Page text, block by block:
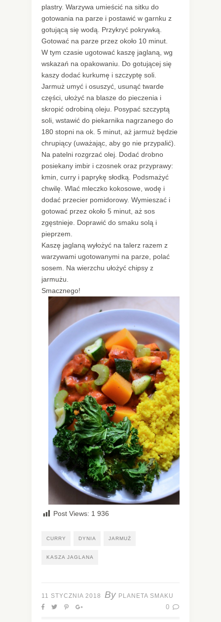
plastry. Warzywa umieścić na sitku do
gotowania na parze i postawić w garnku z
gotującą się wodą. Przykryć pokrywką.
Gotować na parze przez około 10 minut.
W tym czasie ugotować kaszę jaglaną, wg
wskazań na opakowaniu. Do gotującej się
kaszy dodać kurkumę i szczyptę soli.
Jarmuż umyć i osuszyć, usunąć twarde
części, ułożyć na blasze do pieczenia i
skropić odrobiną oleju. Posypać szczyptą
soli, wstawić do piekarnika nagrzanego do
180 stopni na ok. 5 minut, aż jarmuż będzie
chrupiący (uważając, aby go nie przypalić).
Na patelni rozgrzać olej. Dodać drobno
posiekany imbir i czosnek oraz przyprawy:
kmin, curry i paprykę słodką. Podsmażyć
chwilę. Wlać mleczko kokosowe, wodę i
dodać przecier pomidorowy. Wymieszać i
gotować przez około 5 minut, aż sos
zgęstnieje. Doprawić do smaku solą i
pieprzem.
Kaszę jaglaną wyłożyć na talerz razem z
warzywami ugotowanymi na parze, polać
sosem. Na wierzchu ułożyć chipsy z
jarmużu.
Smacznego!
Post Views: 1 936
CURRY DYNIA JARMUŻ
KASZA JAGLANA
11 STYCZNIA 2018 By PLANETA SMAKU
0